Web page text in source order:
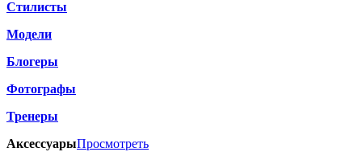
Стилисты
Модели
Блогеры
Фотографы
Тренеры
АксессуарыПросмотреть